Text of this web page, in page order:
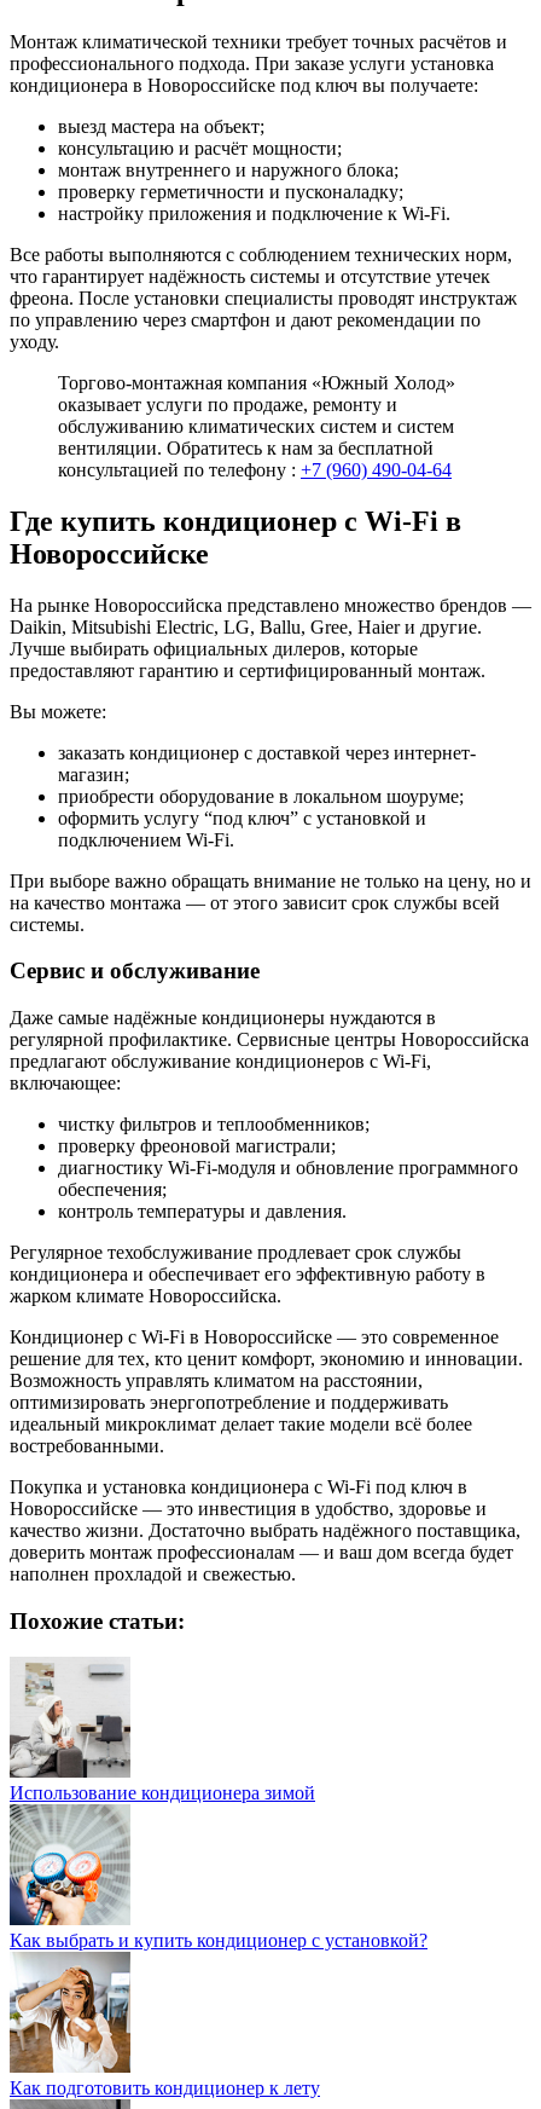
Монтаж климатической техники требует точных расчётов и
профессионального подхода. При заказе услуги установка
кондиционера в Новороссийске под ключ вы получаете:
выезд мастера на объект;
консультацию и расчёт мощности;
монтаж внутреннего и наружного блока;
проверку герметичности и пусконаладку;
настройку приложения и подключение к Wi-Fi.
Все работы выполняются с соблюдением технических норм,
что гарантирует надёжность системы и отсутствие утечек
фреона. После установки специалисты проводят инструктаж
по управлению через смартфон и дают рекомендации по
уходу.
Торгово-монтажная компания «Южный Холод»
оказывает услуги по продаже, ремонту и
обслуживанию климатических систем и систем
вентиляции. Обратитесь к нам за бесплатной
консультацией по телефону : +7 (960) 490-04-64
Где купить кондиционер с Wi-Fi в
Новороссийске
На рынке Новороссийска представлено множество брендов —
Daikin, Mitsubishi Electric, LG, Ballu, Gree, Haier и другие.
Лучше выбирать официальных дилеров, которые
предоставляют гарантию и сертифицированный монтаж.
Вы можете:
заказать кондиционер с доставкой через интернет-
магазин;
приобрести оборудование в локальном шоуруме;
оформить услугу “под ключ” с установкой и
подключением Wi-Fi.
При выборе важно обращать внимание не только на цену, но и
на качество монтажа — от этого зависит срок службы всей
системы.
Сервис и обслуживание
Даже самые надёжные кондиционеры нуждаются в
регулярной профилактике. Сервисные центры Новороссийска
предлагают обслуживание кондиционеров с Wi-Fi,
включающее:
чистку фильтров и теплообменников;
проверку фреоновой магистрали;
диагностику Wi-Fi-модуля и обновление программного
обеспечения;
контроль температуры и давления.
Регулярное техобслуживание продлевает срок службы
кондиционера и обеспечивает его эффективную работу в
жарком климате Новороссийска.
Кондиционер с Wi-Fi в Новороссийске — это современное
решение для тех, кто ценит комфорт, экономию и инновации.
Возможность управлять климатом на расстоянии,
оптимизировать энергопотребление и поддерживать
идеальный микроклимат делает такие модели всё более
востребованными.
Покупка и установка кондиционера с Wi-Fi под ключ в
Новороссийске — это инвестиция в удобство, здоровье и
качество жизни. Достаточно выбрать надёжного поставщика,
доверить монтаж профессионалам — и ваш дом всегда будет
наполнен прохладой и свежестью.
Похожие статьи:
Использование кондиционера зимой
Как выбрать и купить кондиционер с установкой?
Как подготовить кондиционер к лету